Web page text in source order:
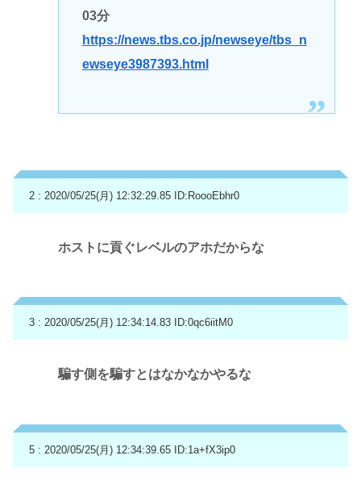
03分
https://news.tbs.co.jp/newseye/tbs_n
ewseye3987393.html
2 : 2020/05/25(月) 12:32:29.85 ID:RoooEbhr0
ホストに貢ぐレベルのアホだからな
3 : 2020/05/25(月) 12:34:14.83 ID:0qc6iitM0
騙す側を騙すとはなかなかやるな
5 : 2020/05/25(月) 12:34:39.65 ID:1a+fX3ip0